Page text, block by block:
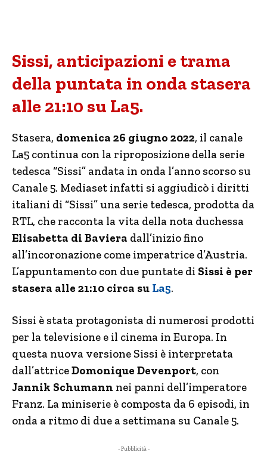
Sissi, anticipazioni e trama
della puntata in onda stasera
alle 21:10 su La5.
Stasera, domenica 26 giugno 2022, il canale
La5 continua con la riproposizione della serie
tedesca “Sissi” andata in onda l’anno scorso su
Canale 5. Mediaset infatti si aggiudicò i diritti
italiani di “Sissi” una serie tedesca, prodotta da
RTL, che racconta la vita della nota duchessa
Elisabetta di Baviera dall’inizio fino
all’incoronazione come imperatrice d’Austria.
L’appuntamento con due puntate di Sissi è per
stasera alle 21:10 circa su La5.
Sissi è stata protagonista di numerosi prodotti
per la televisione e il cinema in Europa. In
questa nuova versione Sissi è interpretata
dall’attriceDomonique Devenport, con
Jannik Schumann nei panni dell’imperatore
Franz. La miniserie è composta da 6 episodi, in
onda a ritmo di due a settimana su Canale 5.
- Pubblicità -